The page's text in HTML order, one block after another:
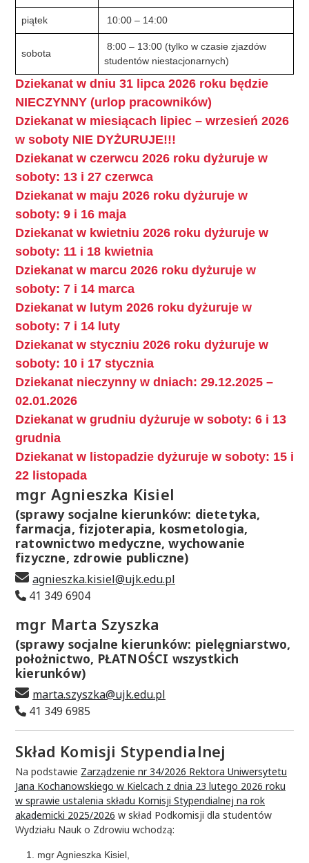
piątek 10:00 – 14:00
sobota
8:00 – 13:00 (tylko w czasie zjazdów
studentów niestacjonarnych)
Dziekanat w dniu 31 lipca 2026 roku będzie
NIECZYNNY (urlop pracowników)
Dziekanat w miesiącach lipiec – wrzesień 2026
w soboty NIE DYŻURUJE!!!
Dziekanat w czerwcu 2026 roku dyżuruje w
soboty: 13 i 27 czerwca
Dziekanat w maju 2026 roku dyżuruje w
soboty: 9 i 16 maja
Dziekanat w kwietniu 2026 roku dyżuruje w
soboty: 11 i 18 kwietnia
Dziekanat w marcu 2026 roku dyżuruje w
soboty: 7 i 14 marca
Dziekanat w lutym 2026 roku dyżuruje w
soboty: 7 i 14 luty
Dziekanat w styczniu 2026 roku dyżuruje w
soboty: 10 i 17 stycznia
Dziekanat nieczynny w dniach: 29.12.2025 –
02.01.2026
Dziekanat w grudniu dyżuruje w soboty: 6 i 13
grudnia
Dziekanat w listopadzie dyżuruje w soboty: 15 i
22 listopada
mgr Agnieszka Kisiel
(sprawy socjalne kierunków: dietetyka,
farmacja, fizjoterapia, kosmetologia,
ratownictwo medyczne, wychowanie
fizyczne, zdrowie publiczne)
agnieszka.kisiel@ujk.edu.pl
41 349 6904
mgr Marta Szyszka
(sprawy socjalne kierunków: pielęgniarstwo,
położnictwo, PŁATNOŚCI wszystkich
kierunków)
marta.szyszka@ujk.edu.pl
41 349 6985
Skład Komisji Stypendialnej
Na podstawie Zarządzenie nr 34/2026 Rektora Uniwersytetu
Jana Kochanowskiego w Kielcach z dnia 23 lutego 2026 roku
w sprawie ustalenia składu Komisji Stypendialnej na rok
akademicki 2025/2026 w skład Podkomisji dla studentów
Wydziału Nauk o Zdrowiu wchodzą:
mgr Agnieszka Kisiel,